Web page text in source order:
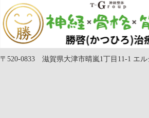
〒520-0833 滋賀県大津市晴嵐1丁目11-1 エル